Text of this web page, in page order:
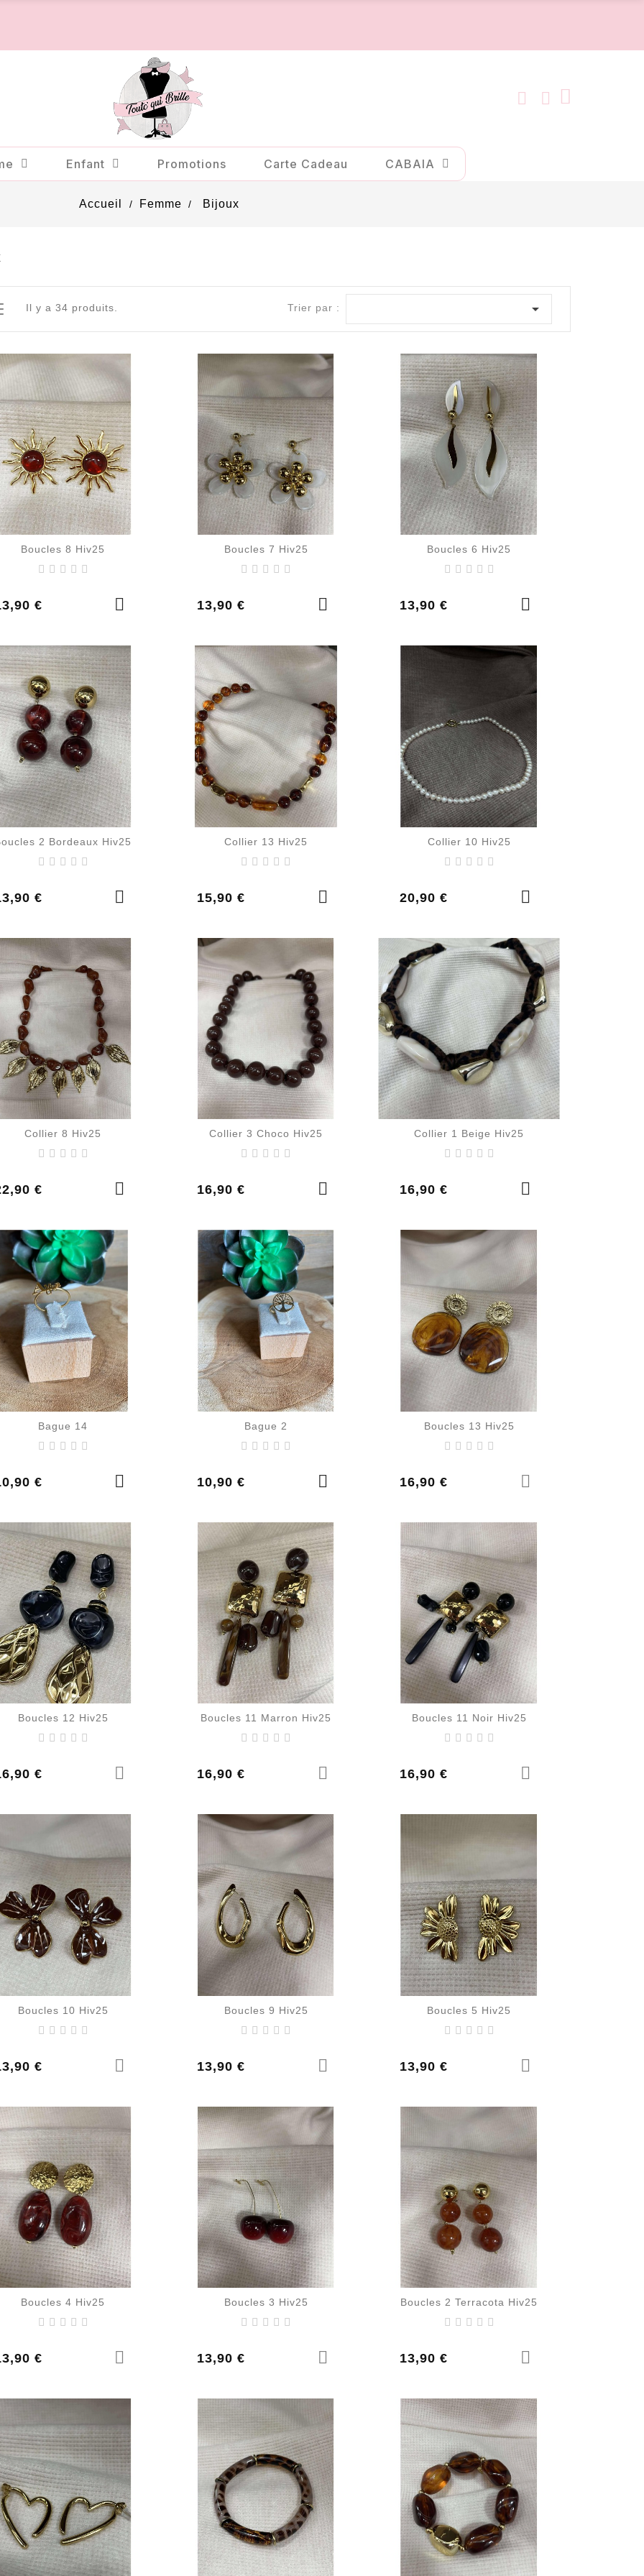
Enfant Promotions Carte Cadeau CABAIA
Accueil Femme Bijoux
Il y a 34 produits. Trier par : 
Boucles 8 Hiv25
€
Boucles 7 Hiv25
13,90 €
Prix
Boucles 6 Hiv25
13,90 €
Prix
2 Bordeaux Hiv25
€
Collier 13 Hiv25
15,90 €
Prix
Collier 10 Hiv25
20,90 €
Prix
Collier 8 Hiv25
€
Collier 3 Choco Hiv25
16,90 €
Prix
Collier 1 Beige Hiv25
16,90 €
Prix
Bague 14
€
Bague 2
10,90 €
Prix
Boucles 13 Hiv25
16,90 €
Prix
Boucles 12 Hiv25
€
Boucles 11 Marron Hiv25
16,90 €
Prix
Boucles 11 Noir Hiv25
16,90 €
Prix
Boucles 10 Hiv25
€
Boucles 9 Hiv25
13,90 €
Prix
Boucles 5 Hiv25
13,90 €
Prix
Boucles 4 Hiv25
€
Boucles 3 Hiv25
13,90 €
Prix
Boucles 2 Terracota Hiv25
13,90 €
Prix